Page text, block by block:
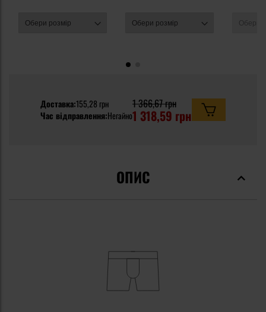
Доставка:155,28 грн
Час відправлення:Негайно
1 366,67 грн
1 318,59 грн
ОПИС